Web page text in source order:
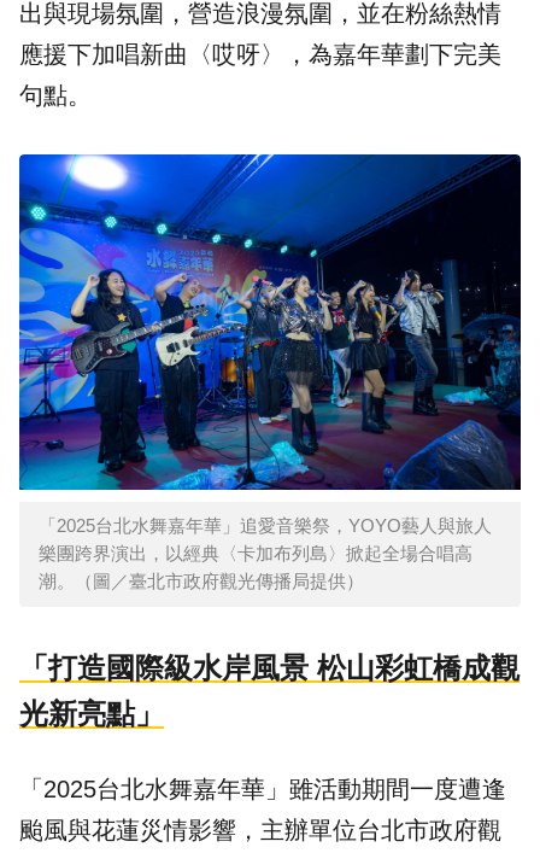
出與現場氛圍，營造浪漫氛圍，並在粉絲熱情
應援下加唱新曲〈哎呀〉，為嘉年華劃下完美
句點。
「2025台北水舞嘉年華」追愛音樂祭，YOYO藝人與旅人
樂團跨界演出，以經典〈卡加布列島〉掀起全場合唱高
潮。（圖／臺北市政府觀光傳播局提供）
「打造國際級水岸風景 松山彩虹橋成觀
光新亮點」
「2025台北水舞嘉年華」雖活動期間一度遭逢
颱風與花蓮災情影響，主辦單位台北市政府觀